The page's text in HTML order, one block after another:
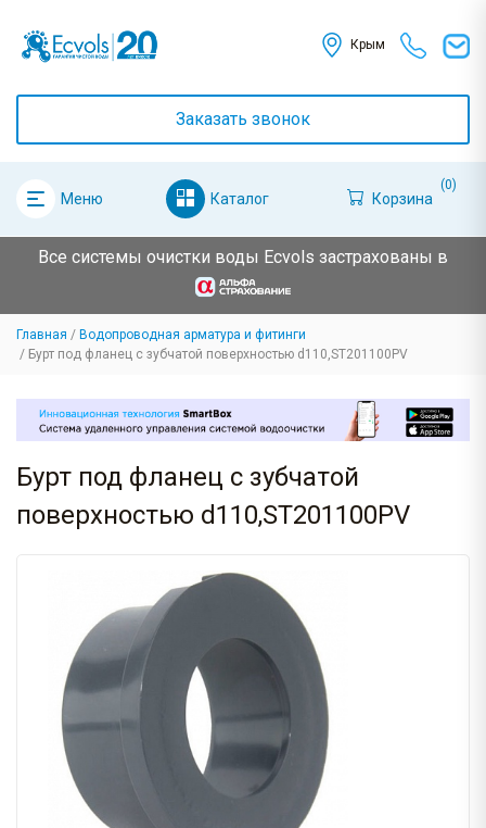
Крым
Заказать звонок
Меню Каталог Корзина
(0)
Все системы очистки воды Ecvols застрахованы в
Главная
Водопроводная арматура и фитинги
Бурт под фланец с зубчатой поверхностью d110,ST201100PV
Бурт под фланец с зубчатой
поверхностью d110,ST201100PV